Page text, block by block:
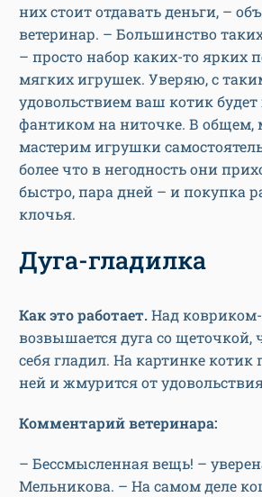
них стоит отдавать деньги, –
ветеринар. – Большинство
– просто набор каких-то ярких
мягких игрушек. Уверяю, с
удовольствием ваш котик будет
фантиком на ниточке. В общем,
мастерим игрушки
более что в негодность они
быстро, пара дней – и покупка
клочья.
Дуга-гладилка
Как это работает.Над
возвышается дуга со щеточкой,
себя гладил. На картинке котик
ней и жмурится от
Комментарий ветеринара:
– Бессмысленная вещь! –
Мельникова. – На самом деле